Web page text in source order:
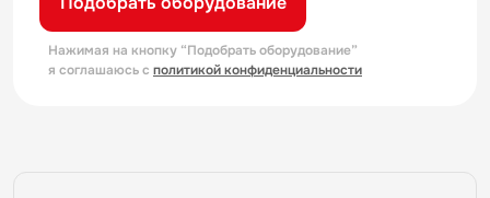
Нажимая на кнопку “Подобрать оборудование”
я соглашаюсь с политикой конфиденциальности